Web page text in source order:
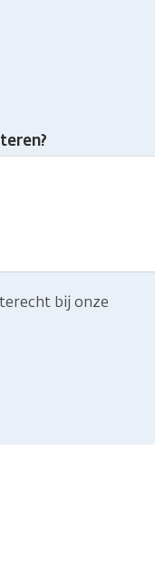
bij onze